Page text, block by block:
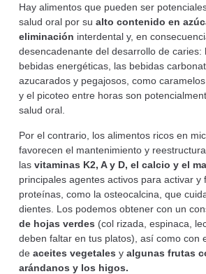
Hay alimentos que pueden ser
salud oral por sualto contenido en
eliminación interdental y, en
desencadenante del desarrollo de caries:
bebidas energéticas, las bebidas
azucarados y pegajosos, como
y el picoteo entre horas son
salud oral.
Por el contrario, los alimentos ricos en
favorecen el mantenimiento y
lasvitaminas K2, A y D, el calcio y el
principales agentes activos para activar y
proteínas, como la osteocalcina, que
dientes. Los podemos obtener con un
de hojas verdes (col rizada, espinaca,
deben faltar en tus platos), así como con
deaceites vegetales yalgunas frutas
arándanos y los higos.